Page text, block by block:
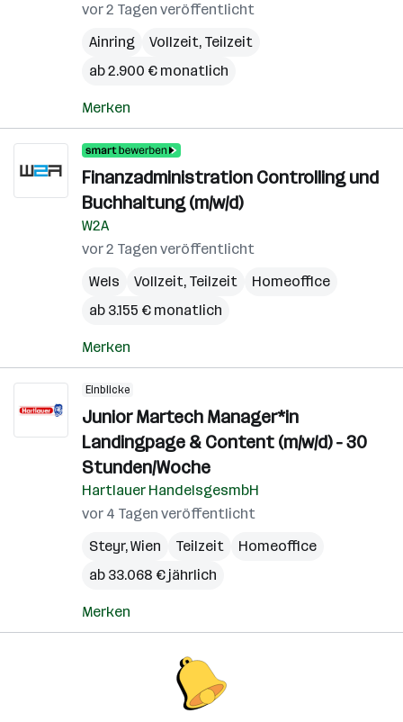
vor 2 Tagen veröffentlicht
Ainring
Vollzeit, Teilzeit
ab 2.900 € monatlich
Merken
Finanzadministration Controlling und
Buchhaltung (m/w/d)
W2A
vor 2 Tagen veröffentlicht
Wels
Vollzeit, Teilzeit
Homeoffice
ab 3.155 € monatlich
Merken
Einblicke
Junior Martech Manager*in
Landingpage & Content (m/w/d) - 30
Stunden/Woche
Hartlauer HandelsgesmbH
vor 4 Tagen veröffentlicht
Steyr,Wien Teilzeit
Homeoffice
ab 33.068 € jährlich
Merken